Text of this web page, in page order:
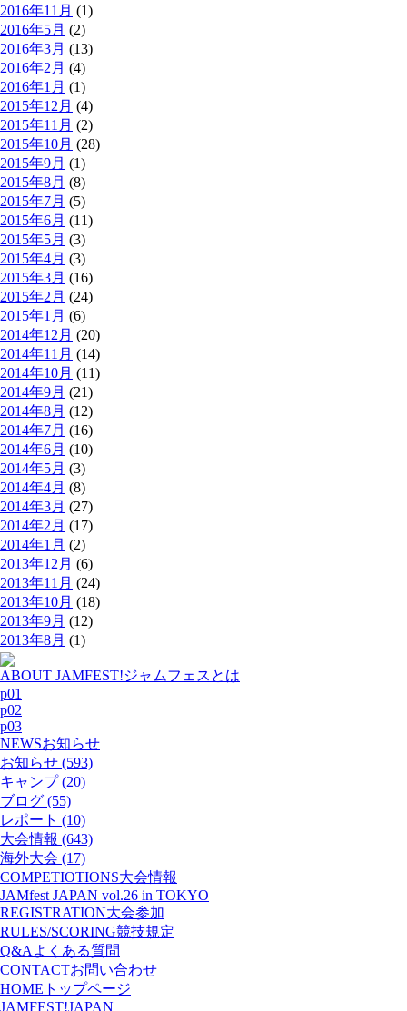
2016年11月 (1)
2016年5月 (2)
2016年3月 (13)
2016年2月 (4)
2016年1月 (1)
2015年12月 (4)
2015年11月 (2)
2015年10月 (28)
2015年9月 (1)
2015年8月 (8)
2015年7月 (5)
2015年6月 (11)
2015年5月 (3)
2015年4月 (3)
2015年3月 (16)
2015年2月 (24)
2015年1月 (6)
2014年12月 (20)
2014年11月 (14)
2014年10月 (11)
2014年9月 (21)
2014年8月 (12)
2014年7月 (16)
2014年6月 (10)
2014年5月 (3)
2014年4月 (8)
2014年3月 (27)
2014年2月 (17)
2014年1月 (2)
2013年12月 (6)
2013年11月 (24)
2013年10月 (18)
2013年9月 (12)
2013年8月 (1)
ABOUT JAMFEST!ジャムフェスとは
p01
p02
p03
NEWSお知らせ
お知らせ (593)
キャンプ (20)
ブログ (55)
レポート (10)
大会情報 (643)
海外大会 (17)
COMPETIOTIONS大会情報
JAMfest JAPAN vol.26 in TOKYO
REGISTRATION大会参加
RULES/SCORING競技規定
Q&A よくある質問
CONTACTお問い合わせ
HOME トップページ
JAMFEST!JAPAN